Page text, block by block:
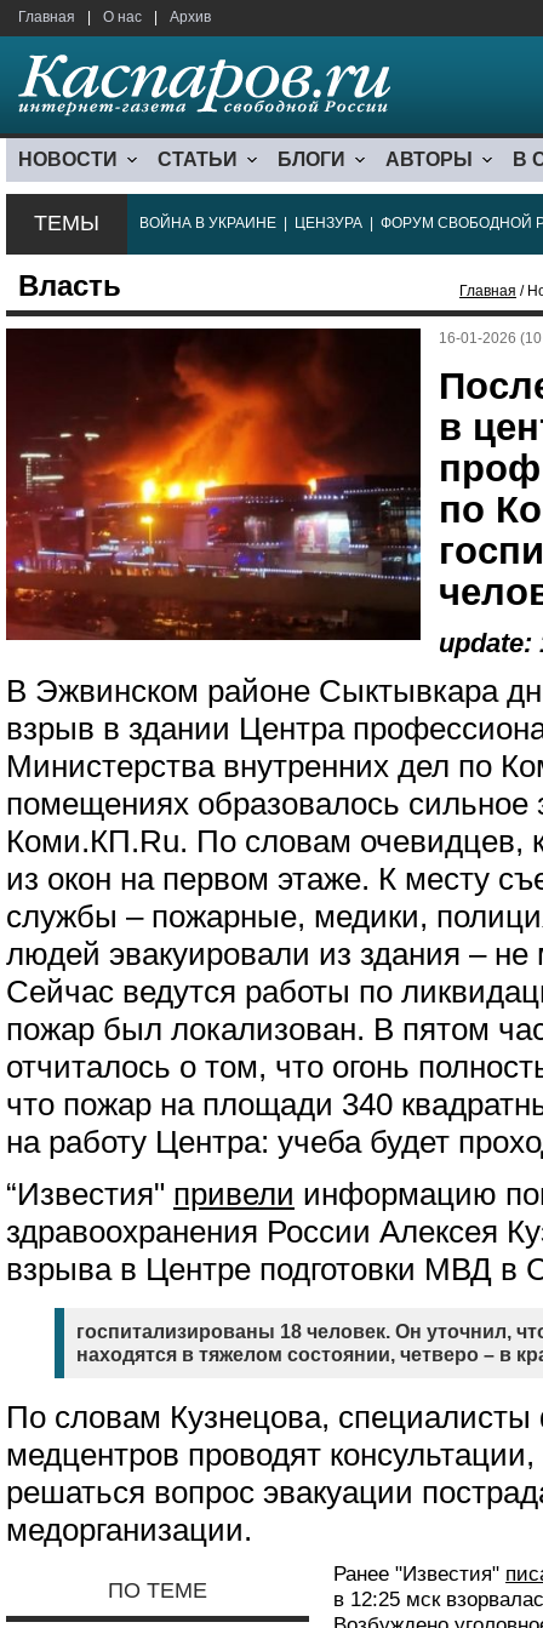
Главная О нас Архив
НОВОСТИ СТАТЬИ БЛОГИ АВТОРЫ В
ТЕМЫ ВОЙНА В УКРАИНЕ ЦЕНЗУРА ФОРУМ СВОБОДНОЙ
Власть Главная /
16-01-2026
в
по
update:
В Эжвинском районе Сыктывкара
взрыв в здании Центра
Министерства внутренних дел по
помещениях образовалось
Коми.КП.Ru. По словам очевидцев,
из окон на первом этаже. К месту
службы – пожарные, медики,
людей эвакуировали из здания – не
Сейчас ведутся работы по
пожар был локализован. В пятом
отчиталось о том, что огонь
что пожар на площади 340
на работу Центра: учеба будет
“Известия" привели информацию
здравоохранения России Алексея
взрыва в Центре подготовки МВД в
госпитализированы 18 человек. Он уточнил,
находятся в тяжелом состоянии, четверо – в
По словам Кузнецова,
медцентров проводят
решаться вопрос эвакуации
медорганизации.
ПО ТЕМЕ
Ранее "Известия"
в 12:25 мск